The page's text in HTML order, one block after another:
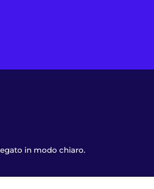
in modo chiaro.